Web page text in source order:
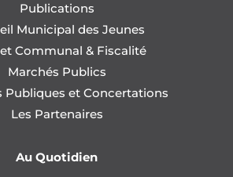
Publications
Municipal des Jeunes
Communal & Fiscalité
Marchés Publics
Publiques et Concertations
Les Partenaires
Au Quotidien